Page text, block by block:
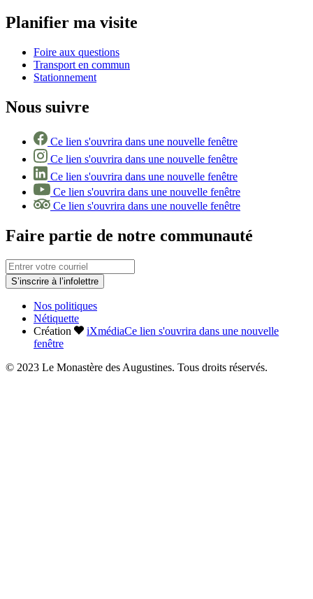
Planifier ma visite
Foire aux questions
Transport en commun
Stationnement
Nous suivre
Ce lien s'ouvrira dans une nouvelle fenêtre
Ce lien s'ouvrira dans une nouvelle fenêtre
Ce lien s'ouvrira dans une nouvelle fenêtre
Ce lien s'ouvrira dans une nouvelle fenêtre
Ce lien s'ouvrira dans une nouvelle fenêtre
Faire partie de notre communauté
S’inscrire à l’infolettre
Nos politiques
Nétiquette
Création
iXmédiaCe lien s'ouvrira dans une nouvelle
fenêtre
© 2023 Le Monastère des Augustines. Tous droits réservés.